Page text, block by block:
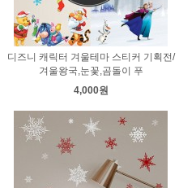
디즈니 캐릭터 겨울테마 스티커 기획전/
겨울왕국,눈꽃,곰돌이 푸
4,000원